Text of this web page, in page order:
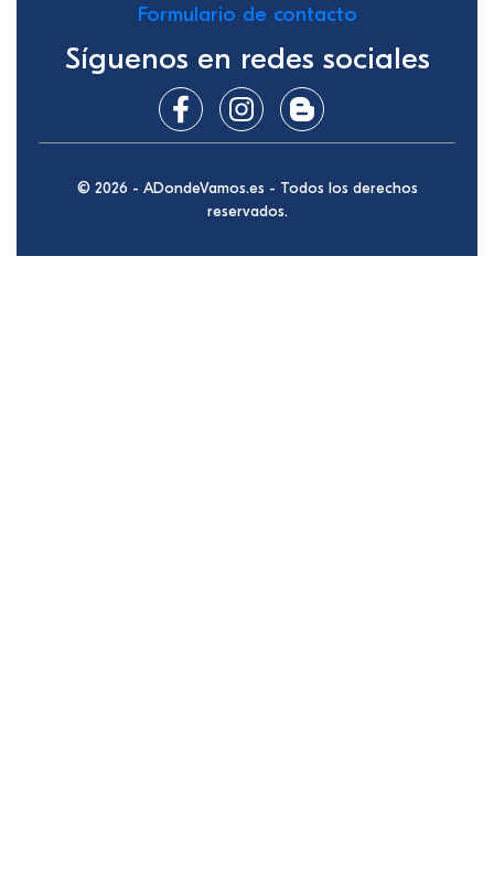
Formulario de contacto
Síguenos en redes sociales
© 2026 - ADondeVamos.es - Todos los derechos
reservados.